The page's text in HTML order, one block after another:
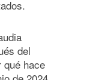
del
qué hace